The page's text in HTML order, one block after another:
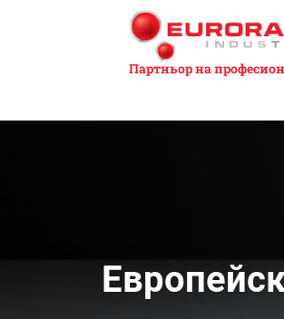
Партньор на